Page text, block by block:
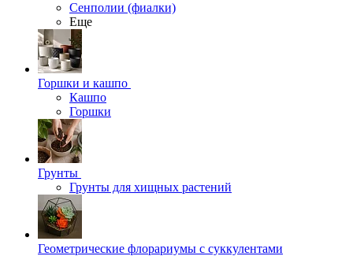
Сенполии (фиалки)
Еще
Горшки и кашпо
Кашпо
Горшки
Грунты
Грунты для хищных растений
Геометрические флорариумы с суккулентами